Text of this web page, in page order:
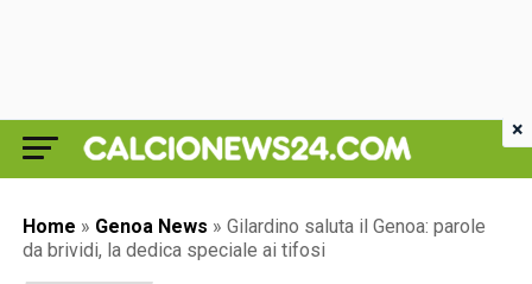
Home » Genoa News » Gilardino saluta il Genoa: parole
da brividi, la dedica speciale ai tifosi
×